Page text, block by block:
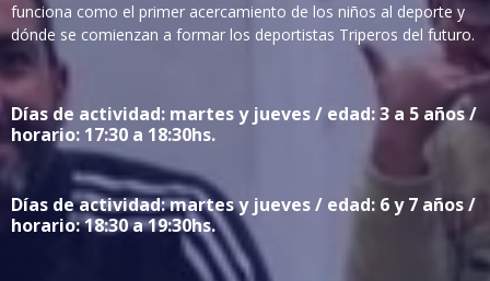
funciona como el primer acercamiento de los niños al deporte y
dónde se comienzan a formar los deportistas Triperos del futuro.
Días de actividad: martes y jueves / edad: 3 a 5 años /
horario: 17:30 a 18:30hs.
Días de actividad: martes y jueves / edad: 6 y 7 años /
horario: 18:30 a 19:30hs.